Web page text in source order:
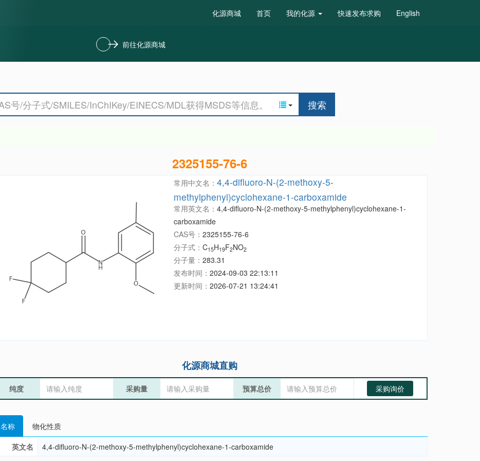
化源商城 首页 我的化源 快速发布求购 English
前往化源商城
搜索
2325155-76-6
常用中文名： 4,4-difluoro-N-(2-methoxy-5-
methylphenyl)cyclohexane-1-carboxamide
常用英文名： 4,4-difluoro-N-(2-methoxy-5-methylphenyl)cyclohexane-1-
carboxamide
CAS号： 2325155-76-6
分子式： C15H19F2NO2
分子量： 283.31
发布时间： 2024-09-03 22:13:11
更新时间： 2026-07-21 13:24:41
化源商城直购
纯度 采购量 预算总价 采购询价
名称
物化性质
英文名
4,4-difluoro-N-(2-methoxy-5-methylphenyl)cyclohexane-1-carboxamide